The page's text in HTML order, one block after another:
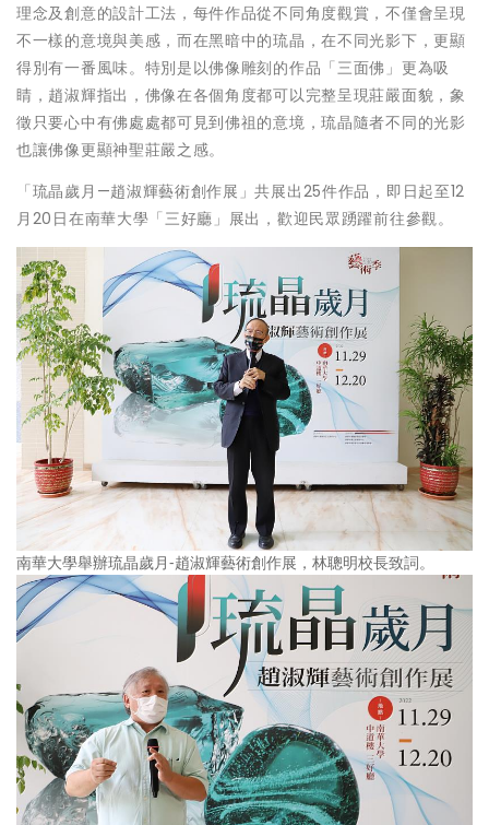
理念及創意的設計工法，每件作品從不同角度觀賞，不僅會呈現
不一樣的意境與美感，而在黑暗中的琉晶，在不同光影下，更顯
得別有一番風味。特別是以佛像雕刻的作品「三面佛」更為吸
睛，趙淑輝指出，佛像在各個角度都可以完整呈現莊嚴面貌，象
徵只要心中有佛處處都可見到佛祖的意境，琉晶隨者不同的光影
也讓佛像更顯神聖莊嚴之感。
「琉晶歲月—趙淑輝藝術創作展」共展出25件作品，即日起至12
月20日在南華大學「三好廳」展出，歡迎民眾踴躍前往參觀。
南華大學舉辦琉晶歲月-趙淑輝藝術創作展，林聰明校長致詞。